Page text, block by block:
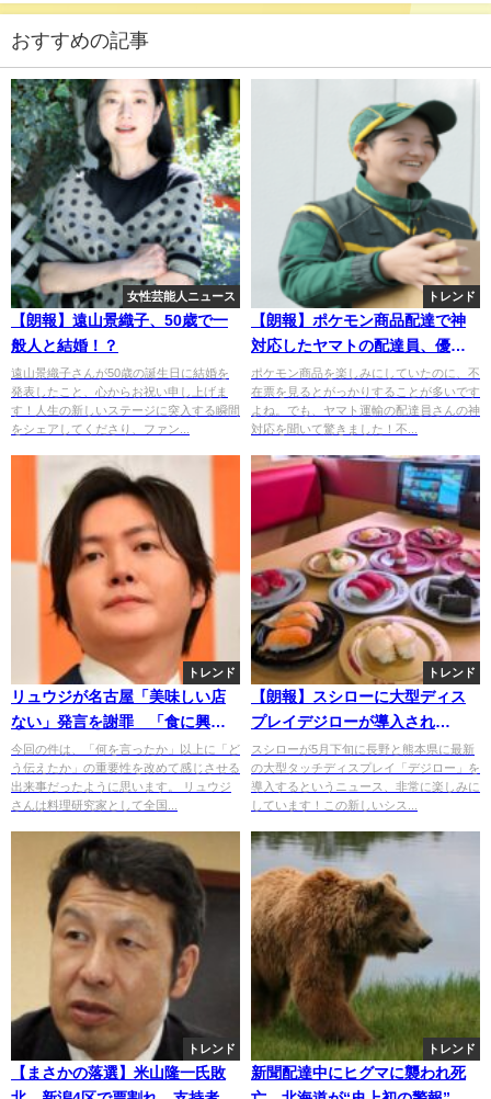
おすすめの記事
女性芸能人ニュース
【朗報】遠山景織子、50歳で一
般人と結婚！？
遠山景織子さんが50歳の誕生日に結婚を
発表したこと、心からお祝い申し上げま
す！人生の新しいステージに突入する瞬間
をシェアしてくださり、ファン...
トレンド
【朗報】ポケモン商品配達で神
対応したヤマトの配達員、優し
すぎだよ・・・
ポケモン商品を楽しみにしていたのに、不
在票を見るとがっかりすることが多いです
よね。でも、ヤマト運輸の配達員さんの神
対応を聞いて驚きました！不...
トレンド
リュウジが名古屋「美味しい店
ない」発言を謝罪 「食に興味
ない人多そう」投稿の真意を釈
明し波紋広がる
今回の件は、「何を言ったか」以上に「ど
う伝えたか」の重要性を改めて感じさせる
出来事だったように思います。 リュウジ
さんは料理研究家として全国...
トレンド
【朗報】スシローに大型ディス
プレイデジローが導入され
た！？
スシローが5月下旬に長野と熊本県に最新
の大型タッチディスプレイ「デジロー」を
導入するというニュース、非常に楽しみに
しています！この新しいシス...
トレンド
【まさかの落選】米山隆一氏敗
トレンド
新聞配達中にヒグマに襲われ死